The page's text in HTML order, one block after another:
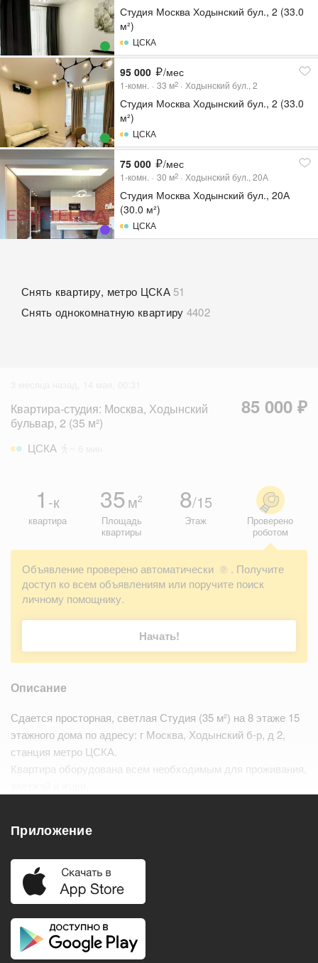
Студия Москва Ходынский бул., 2 (33.0
м²)
ЦСКА
95 000 /мес
1-комн. 33 м2 Ходынский бул., 2
Студия Москва Ходынский бул., 2 (33.0
м²)
ЦСКА
75 000 /мес
1-комн. 30 м2 Ходынский бул., 20А
Студия Москва Ходынский бул., 20А
(30.0 м²)
ЦСКА
Снять квартиру, метро ЦСКА 51
Снять однокомнатную квартиру 4402
Квартира-студия: Москва, Ходынский
бульвар, 2 (35 м²)
85 000 ₽
ЦСКА
1 -к
квартира
35м2
Площадь
квартиры
8/15
Этаж
Проверено
роботом
Объявление проверено автоматически ?
. Получите
доступ ко всем объявлениям или поручите поиск
личному помощнику.
Начать!
Описание
Сдается просторная, светлая Студия (35 м²) на 8 этаже 15
этажного дома по адресу: г Москва, Ходынский б-р, д 2,
станция метро ЦСКА.
Квартира оборудована всем необходимым для проживания,
Удобства
Балкон
Телевизор
Приложение